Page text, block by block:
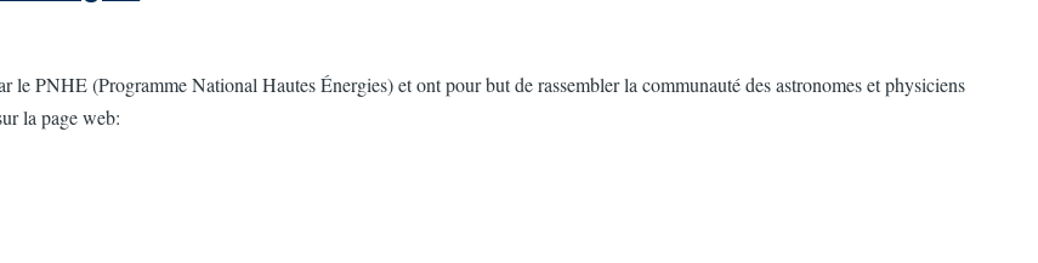
PNHE (Programme National Hautes Énergies) et ont pour but de rassembler la communauté des astronomes et physiciens
la page web: